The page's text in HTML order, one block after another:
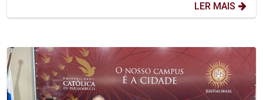
LER MAIS